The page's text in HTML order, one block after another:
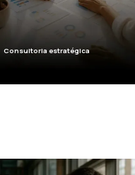
Consultoria estratégica